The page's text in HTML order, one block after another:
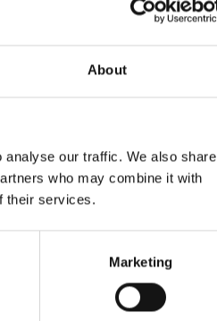
About
our traffic. We also share
who may combine it with
their services.
Marketing
resistenza
sono
e offrendo
di
rende una